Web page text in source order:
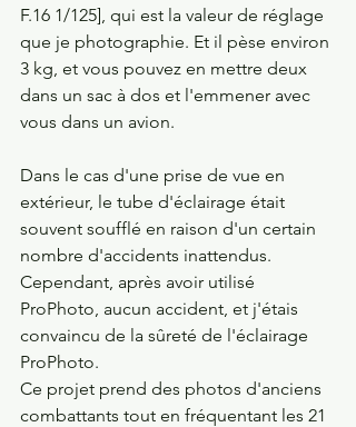
F.16 1/125], qui est la valeur de réglage
que je photographie. Et il pèse environ
3 kg, et vous pouvez en mettre deux
dans un sac à dos et l'emmener avec
vous dans un avion.
Dans le cas d'une prise de vue en
extérieur, le tube d'éclairage était
souvent soufflé en raison d'un certain
nombre d'accidents inattendus.
Cependant, après avoir utilisé
ProPhoto, aucun accident, et j'étais
convaincu de la sûreté de l'éclairage
ProPhoto.
Ce projet prend des photos d'anciens
combattants tout en fréquentant les 21